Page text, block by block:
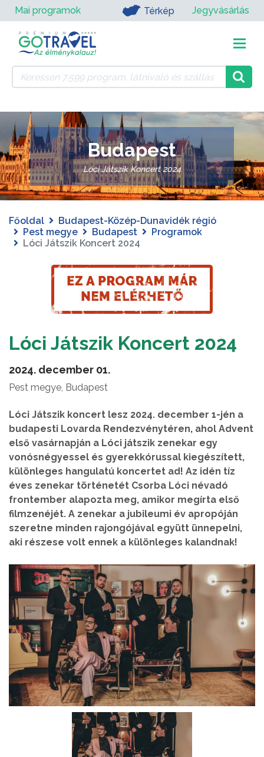
Mai programok Térkép Jegyvásárlás
Budapest
Lóci Játszik Koncert 2024
Főoldal
Budapest-Közép-Dunavidék régió
Pest megye
Budapest
Programok
Lóci Játszik Koncert 2024
Lóci Játszik Koncert 2024
2024. december 01.
Pest megye, Budapest
Lóci Játszik koncert lesz 2024. december 1-jén a
budapesti Lovarda Rendezvénytéren, ahol Advent
első vasárnapján a Lóci játszik zenekar egy
vonósnégyessel és gyerekkórussal kiegészített,
különleges hangulatú koncertet ad! Az idén tíz
éves zenekar történetét Csorba Lóci névadó
frontember alapozta meg, amikor megírta első
filmzenéjét. A zenekar a jubileumi év apropóján
szeretne minden rajongójával együtt ünnepelni,
aki részese volt ennek a különleges kalandnak!